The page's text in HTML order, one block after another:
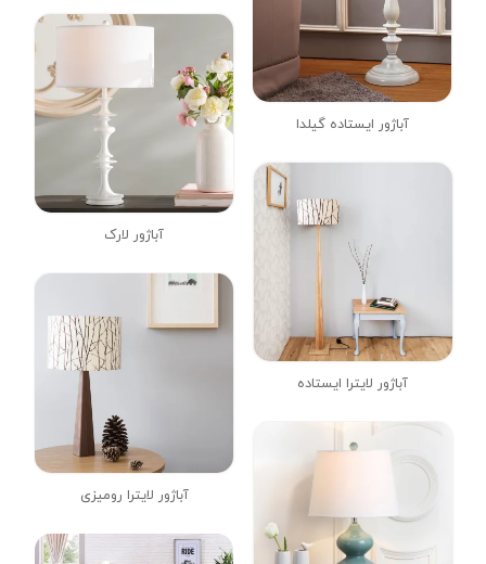
آباژور ایستاده گیلدا
آباژور لارک
آباژور لایترا ایستاده
آباژور لایترا رومیزی